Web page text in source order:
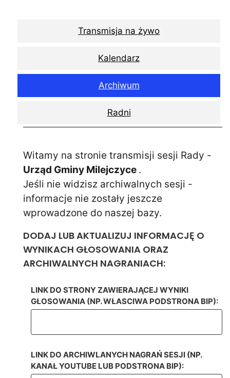
Transmisja na żywo
Kalendarz
Archiwum
Radni
Witamy na stronie transmisji sesji Rady -
Urząd Gminy Milejczyce .
Jeśli nie widzisz archiwalnych sesji -
informacje nie zostały jeszcze
wprowadzone do naszej bazy.
DODAJ LUB AKTUALIZUJ INFORMACJĘ O
WYNIKACH GŁOSOWANIA ORAZ
ARCHIWALNYCH NAGRANIACH:
LINK DO STRONY ZAWIERAJĄCEJ WYNIKI
GŁOSOWANIA (NP. WŁASCIWA PODSTRONA BIP):
LINK DO ARCHIWLANYCH NAGRAŃ SESJI (NP.
KANAŁ YOUTUBE LUB PODSTRONA BIP):